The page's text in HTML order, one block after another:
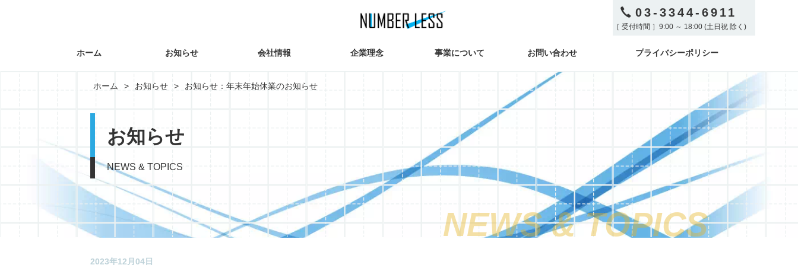
03-3344-6911
［ 受付時間 ］9:00 ～ 18:00 (土日祝 除く)
ホーム お知らせ 会社情報 企業理念 事業について お問い合わせ プライバシーポリシー
ホーム お知らせ お知らせ：年末年始休業のお知らせ
お知らせ
NEWS & TOPICS
NEWS & TOPICS
2023年12月04日